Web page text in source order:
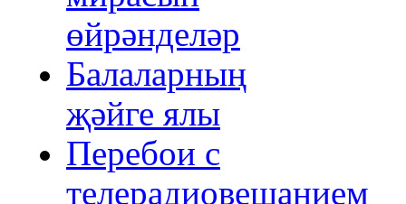
өйрәнделәр
Балаларның
җәйге ялы
Перебои с
телерадиовещанием